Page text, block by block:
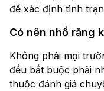
để xác định tình
Có nên nhổ răng
Không phải mọi
đều bắt buộc phải
thuộc đánh giá